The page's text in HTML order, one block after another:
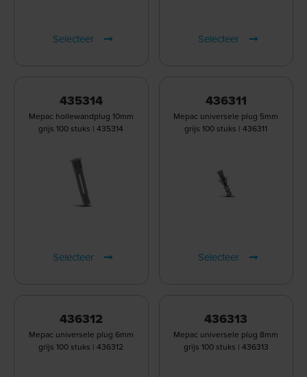
Selecteer Selecteer
435314
Mepac hollewandplug 10mm
grijs 100 stuks | 435314
Selecteer
436311
Mepac universele plug 5mm
grijs 100 stuks | 436311
Selecteer
436312
Mepac universele plug 6mm
grijs 100 stuks | 436312
436313
Mepac universele plug 8mm
grijs 100 stuks | 436313